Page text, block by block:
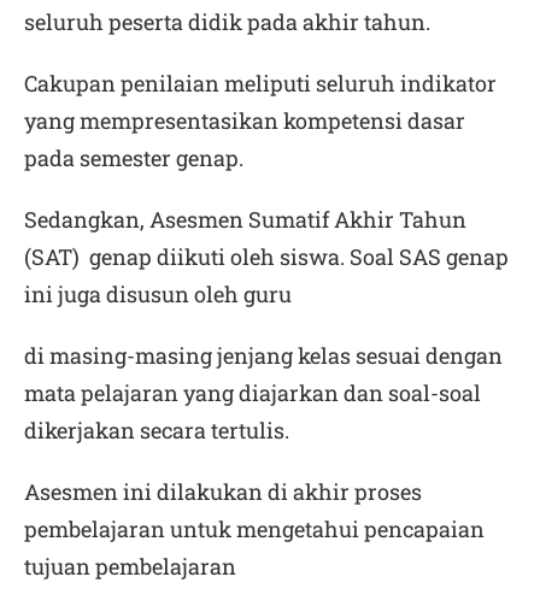
seluruh peserta didik pada akhir tahun.
Cakupan penilaian meliputi seluruh indikator
yang mempresentasikan kompetensi dasar
pada semester genap.
Sedangkan, Asesmen Sumatif Akhir Tahun
(SAT) genap diikuti oleh siswa. Soal SAS genap
ini juga disusun oleh guru
di masing-masing jenjang kelas sesuai dengan
mata pelajaran yang diajarkan dan soal-soal
dikerjakan secara tertulis.
Asesmen ini dilakukan di akhir proses
pembelajaran untuk mengetahui pencapaian
tujuan pembelajaran